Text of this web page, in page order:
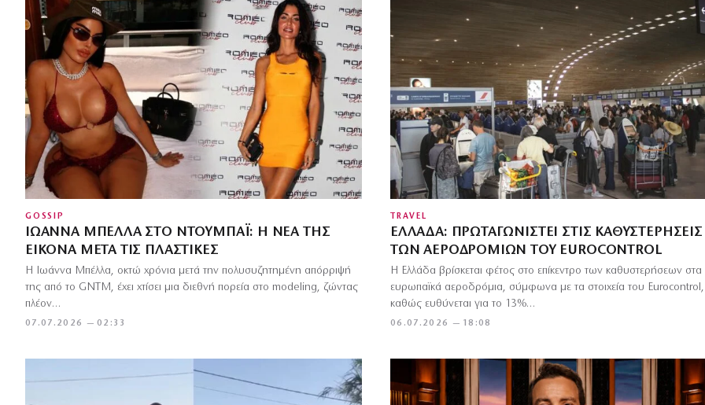
GOSSIP
ΙΩΆΝΝΑ ΜΠΈΛΛΑ ΣΤΟ ΝΤΟΥΜΠΆΙ: Η ΝΈΑ ΤΗΣ
ΕΙΚΌΝΑ ΜΕΤΆ ΤΙΣ ΠΛΑΣΤΙΚΈΣ
07.07.2026 — 02:33
Η Ιωάννα Μπέλλα, οκτώ χρόνια μετά την πολυσυζητημένη απόρριψή
της από το GNTM, έχει χτίσει μια διεθνή πορεία στο modeling, ζώντας
πλέον…
TRAVEL
ΕΛΛΆΔΑ: ΠΡΩΤΑΓΩΝΙΣΤΕΊ ΣΤΙΣ ΚΑΘΥΣΤΕΡΉΣΕΙΣ
ΤΩΝ ΑΕΡΟΔΡΟΜΊΩΝ ΤΟΥ EUROCONTROL
06.07.2026 — 18:08
Η Ελλάδα βρίσκεται φέτος στο επίκεντρο των καθυστερήσεων στα
ευρωπαϊκά αεροδρόμια, σύμφωνα με τα στοιχεία του Eurocontrol,
καθώς ευθύνεται για το 13%…